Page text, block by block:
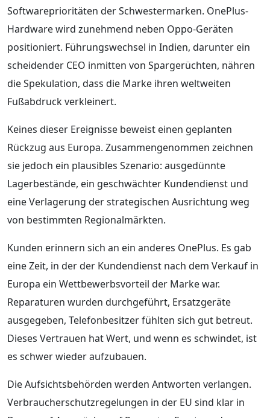
Softwareprioritäten der Schwestermarken. OnePlus-
Hardware wird zunehmend neben Oppo-Geräten
positioniert. Führungswechsel in Indien, darunter ein
scheidender CEO inmitten von Spargerüchten, nähren
die Spekulation, dass die Marke ihren weltweiten
Fußabdruck verkleinert.
Keines dieser Ereignisse beweist einen geplanten
Rückzug aus Europa. Zusammengenommen zeichnen
sie jedoch ein plausibles Szenario: ausgedünnte
Lagerbestände, ein geschwächter Kundendienst und
eine Verlagerung der strategischen Ausrichtung weg
von bestimmten Regionalmärkten.
Kunden erinnern sich an ein anderes OnePlus. Es gab
eine Zeit, in der der Kundendienst nach dem Verkauf in
Europa ein Wettbewerbsvorteil der Marke war.
Reparaturen wurden durchgeführt, Ersatzgeräte
ausgegeben, Telefonbesitzer fühlten sich gut betreut.
Dieses Vertrauen hat Wert, und wenn es schwindet, ist
es schwer wieder aufzubauen.
Die Aufsichtsbehörden werden Antworten verlangen.
Verbraucherschutzregelungen in der EU sind klar in